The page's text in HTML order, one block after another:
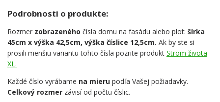
Podrobnosti o produkte:
Rozmer zobrazeného čísla domu na fasádu alebo plot: šírka
45cm x výška 42,5cm, výška číslice 12,5cm. Ak by ste si
prosili menšiu variantu tohto čísla pozrite produkt Strom života
XL.
Každé číslo vyrábame na mieru podľa Vašej požiadavky.
Celkový rozmer závisí od počtu číslic.